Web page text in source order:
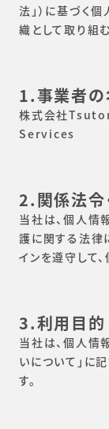
法」）に基づく
織として取り組
1.事業者の
株式会社
Services
2.関係法令
当社は、個人情
護に関する法律
インを遵守して
3.利用目的
当社は、個人情
いについて」に
す。